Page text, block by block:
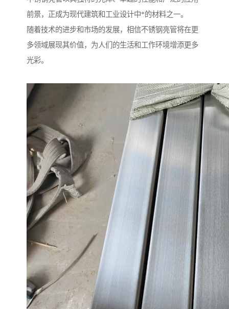
前景，正成为现代建筑和工业设计中*的材料之一。
随着技术的进步和市场的发展，相信不锈钢亮管将在更
多领域展现其价值，为人们的生活和工作环境增添更多
光彩。